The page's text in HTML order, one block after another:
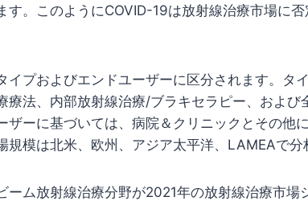
す。このようにCOVID-19は放射線治療市場に
イプおよびエンドユーザーに区分されます。タ
療法、内部放射線治療/ブラキセラピー、および
ザーに基づいては、病院＆クリニックとその他
規模は北米、欧州、アジア太平洋、LAMEAで分
ーム放射線治療分野が2021年の放射線治療市場